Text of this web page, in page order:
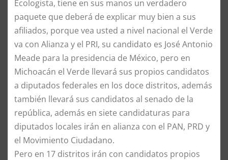
Ecologista, tiene en sus manos un verdadero
paquete que deberá de explicar muy bien a sus
afiliados, porque vea usted a nivel nacional el Verde
va con Alianza y el PRI, su candidato es José Antonio
Meade para la presidencia de México, pero en
Michoacán el Verde llevará sus propios candidatos
a diputados federales en los doce distritos, además
también llevará sus candidatos al senado de la
república, además en siete candidaturas para
diputados locales irán en alianza con el PAN, PRD y
el Movimiento Ciudadano.
Pero en 17 distritos irán con candidatos propios